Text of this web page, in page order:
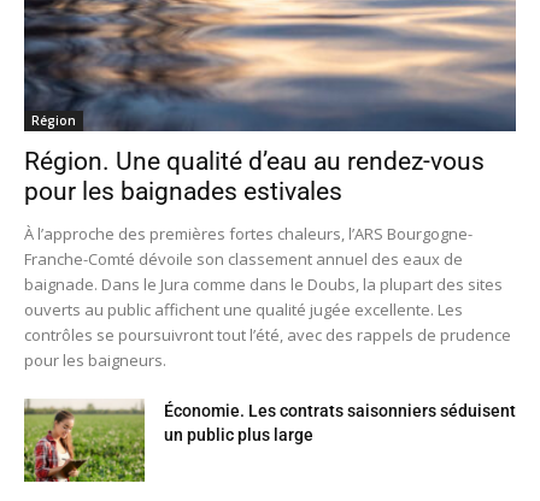
Région
Région. Une qualité d’eau au rendez-vous
pour les baignades estivales
À l’approche des premières fortes chaleurs, l’ARS Bourgogne-
Franche-Comté dévoile son classement annuel des eaux de
baignade. Dans le Jura comme dans le Doubs, la plupart des sites
ouverts au public affichent une qualité jugée excellente. Les
contrôles se poursuivront tout l’été, avec des rappels de prudence
pour les baigneurs.
Économie. Les contrats saisonniers séduisent
un public plus large